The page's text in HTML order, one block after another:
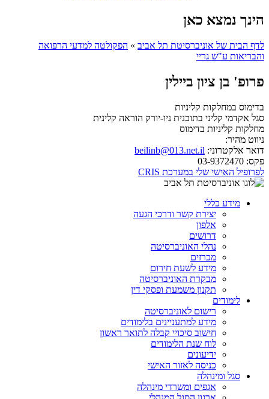
הינך נמצא כאן
לדף הבית של אוניברסיטת תל אביב » הפקולטה למדעי הרפואה
והבריאות ע"ש גריי
פרופ' בן ציון ביילין
בדימוס במחלקות קליניות
סגל אקדמי קליני בתוכנית ניו-יורק הוראה קלינית
מחלקות קליניות בדימוס
ניווט מהיר:
דואר אלקטרוני: beilinb@013.net.il
פקס:
לפרופיל האישי שלי במערכת CRIS
מידע כללי
יצירת קשר ודרכי הגעה
אלפון
דרושים
נהלי האוניברסיטה
מכרזים
מידע לשעת חירום
מבקרת האוניברסיטה
תקנון משמעת ופסקי דין
לימודים
רישום לאוניברסיטה
מידע למתעניינים בלימודים
חישוב סיכויי קבלה לתואר ראשון
לוח שנת הלימודים
ידיעונים
כניסה לאזור האישי
סגל ומינהלה
אגפים ומשרדי מינהלה